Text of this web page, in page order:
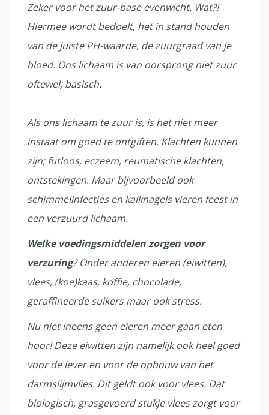
Zeker voor het zuur-base evenwicht. Wat?!
Hiermee wordt bedoelt, het in stand houden
van de juiste PH-waarde, de zuurgraad van je
bloed. Ons lichaam is van oorsprong niet zuur
oftewel; basisch.
Als ons lichaam te zuur is, is het niet meer
instaat om goed te ontgiften. Klachten kunnen
zijn; futloos, eczeem, reumatische klachten,
ontstekingen. Maar bijvoorbeeld ook
schimmelinfecties en kalknagels vieren feest in
een verzuurd lichaam.
Welke voedingsmiddelen zorgen voor
verzuring? Onder anderen eieren (eiwitten),
vlees, (koe)kaas, koffie, chocolade,
geraffineerde suikers maar ook stress.
Nu niet ineens geen eieren meer gaan eten
hoor! Deze eiwitten zijn namelijk ook heel goed
voor de lever en voor de opbouw van het
darmslijmvlies. Dit geldt ook voor vlees. Dat
biologisch, grasgevoerd stukje vlees zorgt voor